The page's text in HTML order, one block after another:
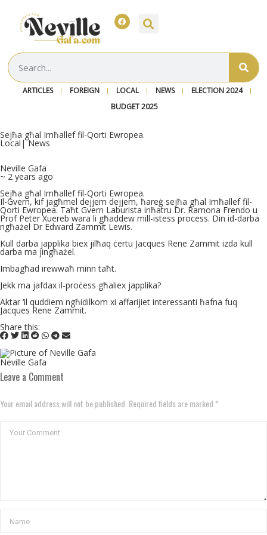
ARTICLES FOREIGN LOCAL NEWS
ELECTION 2024
BUDGET 2025
Sejħa għal Imħallef fil-Qorti Ewropea.
Local |News
Neville Gafa
~ 2 years ago
Sejħa għal Imħallef fil-Qorti Ewropea.
Il-Gvern, kif jagħmel dejjem dejjem, ħareġ sejħa għal Imħallef fil-
Qorti Ewropea. Taħt Gvern Laburista inħatru Dr. Ramona Frendo u
Prof Peter Xuereb wara li għaddew mill-istess process. Din id-darba
ngħażel Dr Edward Zammit Lewis.
Kull darba japplika biex jilħaq ċertu Jacques Rene Zammit izda kull
darba ma jingħażel.
Imbagħad irewwaħ minn taħt.
Jekk ma jafdax il-proċess għaliex japplika?
Aktar ‘il quddiem ngħidilkom xi affarijiet interessanti ħafna fuq
Jacques Rene Zammit.
Share this:
Neville Gafa
Leave a Comment
Your email address will not be published. Required fields are marked *